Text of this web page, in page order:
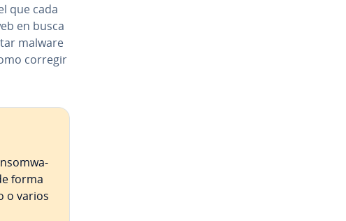
que cada
en busca
malware
corregir
forma
o varios